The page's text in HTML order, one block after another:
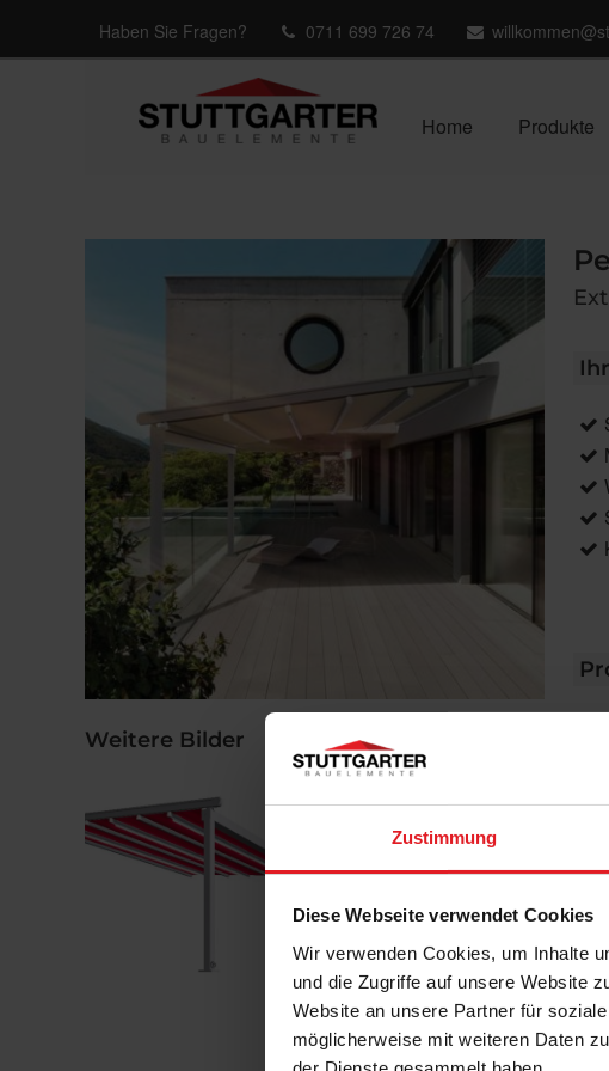
Zustimmung
Diese Webseite verwendet Cookies
Wir verwenden Cookies, um Inhalte
und die Zugriffe auf unsere Website
Website an unsere Partner für
möglicherweise mit weiteren Daten
Haben Sie Fragen? 0711 699 726 74
Home Produkte
Weitere Bilder